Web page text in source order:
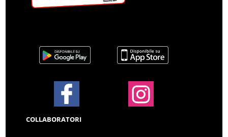
COLLABORATORI